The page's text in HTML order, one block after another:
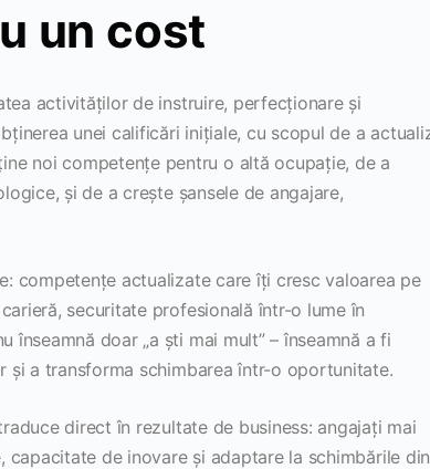
un cost
activităților de instruire, perfecționare și
unei calificări inițiale, cu scopul de a
noi competențe pentru o altă ocupație, de a
și de a crește șansele de angajare,
competențe actualizate care îți cresc valoarea pe
securitate profesională într-o lume în
înseamnă doar „a ști mai mult” – înseamnă a fi
a transforma schimbarea într-o oportunitate.
direct în rezultate de business: angajați mai
de inovare și adaptare la schimbările din